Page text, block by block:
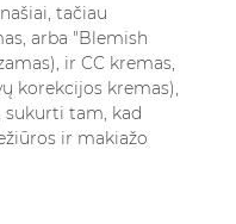
CC kremą kartu?
visų tipų odai?
makiažo
ar CC kremą?
tačiau
arba "Blemish
ir CC kremas,
korekcijos kremas),
tam, kad
ir makiažo